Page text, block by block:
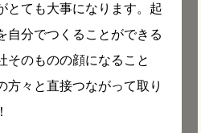
とても大事になります。起
自分でつくることができる
そのものの顔になること
方々と直接つながって取り